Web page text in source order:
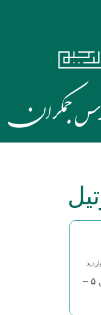
قرآن صوتی حبل المتین ۵ –